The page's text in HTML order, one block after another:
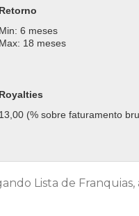
Retorno
Min: 6 meses
Max: 18 meses
Royalties
13,00 (% sobre faturamento
Lista de Franquias,